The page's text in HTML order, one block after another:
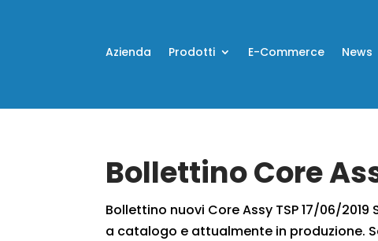
Azienda Prodotti E-Commerce News
Bollettino Core
Bollettino nuovi Core Assy TSP 17/06/
a catalogo e attualmente in produzione.